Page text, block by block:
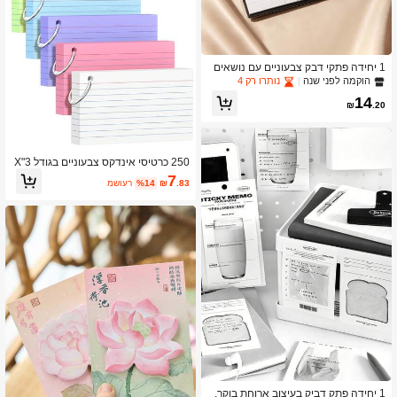
1 יחידה פתקי דבק צבעוניים עם נושאים
חינוכיים, מתאימים למחברות, יומנים וכו' -
ציוד בית ספר או משרד אידיאלי
הוקמה לפני שנה נותרו רק 4
₪14.20
1 יחידה פתק דביק בעיצוב ארוחת בוקר,
250 כרטיסי אינדקס צבעוניים בגודל 3"X
5" עם טבעת מפתחות, כרטיסי למידה עמ
ידים ב-5 צבעים מגוונים (50 יחידות לכל
לבית הספר
₪7 .83
%14 משוער